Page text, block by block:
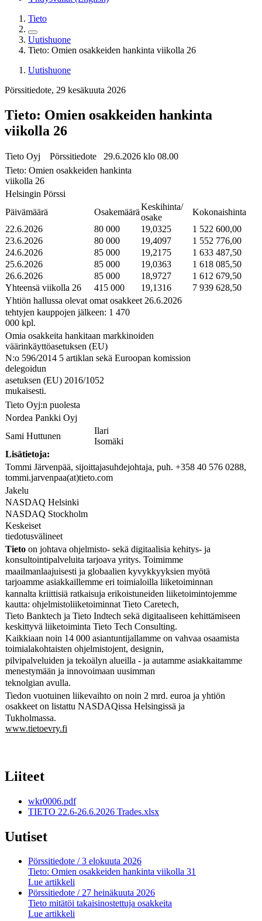
Tieto
Uutishuone
Tieto: Omien osakkeiden hankinta viikolla 26
Uutishuone
Pörssitiedote, 29 kesäkuuta 2026
Tieto: Omien osakkeiden hankinta
viikolla 26
Tieto Oyj Pörssitiedote 29.6.2026 klo 08.00
Tieto: Omien osakkeiden hankinta
viikolla 26
Helsingin Pörssi
Päivämäärä
Osakemäärä
Keskihinta/
osake
Kokonaishinta
22.6.2026
80 000 19,0325
1 522 600,00
23.6.2026
80 000 19,4097
1 552 776,00
24.6.2026
85 000 19,2175
1 633 487,50
25.6.2026
85 000 19,0363
1 618 085,50
26.6.2026
85 000 18,9727
1 612 679,50
Yhteensä viikolla 26
415 000 19,1316
7 939 628,50
Yhtiön hallussa olevat omat osakkeet 26.6.2026
tehtyjen kauppojen jälkeen: 1 470
000 kpl.
Omia osakkeita hankitaan markkinoiden
väärinkäyttöasetuksen (EU)
N:o 596/2014 5 artiklan sekä Euroopan komission
delegoidun
asetuksen (EU) 2016/1052
mukaisesti.
Tieto Oyj:n puolesta
Nordea Pankki Oyj
Sami Huttunen
Ilari
Isomäki
Lisätietoja:
Tommi Järvenpää, sijoittajasuhdejohtaja, puh. +358 40 576 0288,
tommi.jarvenpaa(at)tieto.com
Jakelu
NASDAQ Helsinki
NASDAQ Stockholm
Keskeiset
tiedotusvälineet
Tieto on johtava ohjelmisto- sekä digitaalisia kehitys- ja
konsultointipalveluita tarjoava yritys. Toimimme
maailmanlaajuisesti ja globaalien kyvykkyyksien myötä
tarjoamme asiakkaillemme eri toimialoilla liiketoiminnan
kannalta kriittisiä ratkaisuja erikoistuneiden liiketoimintojemme
kautta: ohjelmistoliiketoiminnat Tieto Caretech,
Tieto Banktech ja Tieto Indtech sekä digitaaliseen kehittämiseen
keskittyvä liiketoiminta Tieto Tech Consulting.
Kaikkiaan noin 14 000 asiantuntijallamme on vahvaa osaamista
toimialakohtaisten ohjelmistojent, designin,
pilvipalveluiden ja tekoälyn alueilla - ja autamme asiakkaitamme
menestymään ja innovoimaan uusimman
teknolgian avulla.
Tiedon vuotuinen liikevaihto on noin 2 mrd. euroa ja yhtiön
osakkeet on listattu NASDAQissa Helsingissä ja
Tukholmassa.
www.tietoevry.fi
Liiteet
wkr0006.pdf
TIETO 22.6-26.6.2026 Trades.xlsx
Uutiset
Pörssitiedote / 3 elokuuta 2026
Tieto: Omien osakkeiden hankinta viikolla 31
Lue artikkeli
Pörssitiedote / 27 heinäkuuta 2026
Tieto mitätöi takaisinostettuja osakkeita
Lue artikkeli